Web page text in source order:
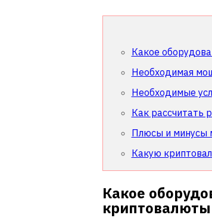
Какое
Необходимая
Необходимые
Как рассчитать
Плюсы и минусы
Какую
Какое
криптовалюты